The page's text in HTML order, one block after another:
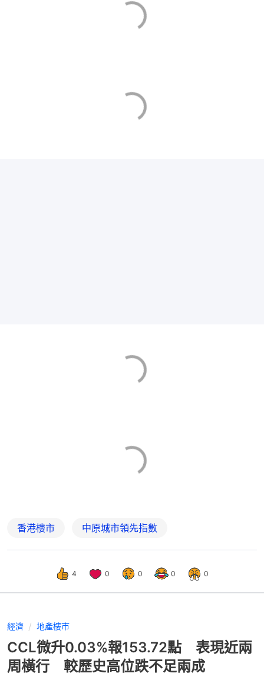
香港樓市 中原城市領先指數
4 0 0 0 0
經濟 地產樓市
CCL微升0.03%報153.72點 表現近兩
周橫行 較歷史高位跌不足兩成